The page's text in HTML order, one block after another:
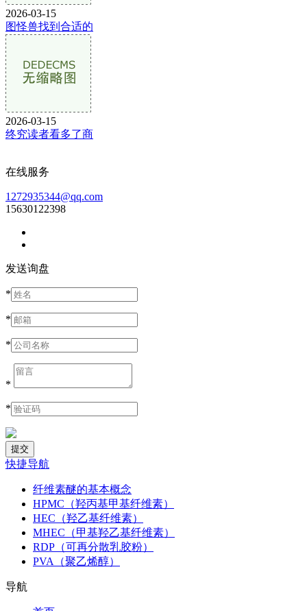
2026-03-15
图怪兽找到合适的
2026-03-15
终究读者看多了商
在线服务
1272935344@qq.com
15630122398
发送询盘
*
*
*
*
*
快捷导航
纤维素醚的基本概念
HPMC（羟丙基甲基纤维素）
HEC（羟乙基纤维素）
MHEC（甲基羟乙基纤维素）
RDP（可再分散乳胶粉）
PVA（聚乙烯醇）
导航